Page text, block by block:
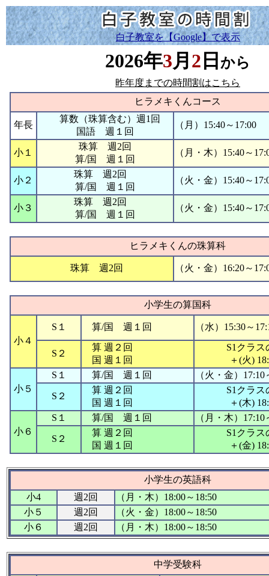
白子教室を【Google】で表示
2026年3月 2 日 から
昨年度までの時間割はこちら
ヒラメキくんコース
年長
算数（珠算含む）週1回
国語 週１回
（月）15:40～17:00
小１
珠算 週2回
算/国 週１回
（月・木）15:40～
小２
珠算 週2回
算/国 週１回
（火・金）15:40～
小３
珠算 週2回
算/国 週１回
（火・金）15:40～
ヒラメキくんの珠算科
珠算 週2回 （火・金）16:20～
小学生の算国科
小４
S１ 算/国 週１回 （水）15:30～
S２
算 週２回
国 週１回
S1クラス
＋(火)
小５
S１ 算/国 週１回 （火・金）17:10
S２
算 週２回
国 週１回
S1クラス
＋(木)
小６
S１ 算/国 週１回 （月・木）17:10
S２
算 週２回
国 週１回
S1クラス
＋(金)
小学生の英語科
小4
週2回
（月・木）18:00～18:50
小５
週2回
（火・金）18:00～18:50
小６
週2回 （月・木）18:00～18:50
中学受験科